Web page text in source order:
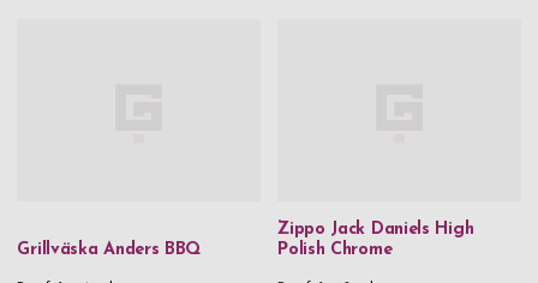
Grillväska Anders BBQ
Zippo Jack Daniels High
Polish Chrome